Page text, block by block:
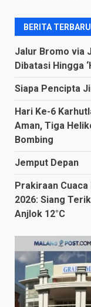
BERITA TERBARU
Jalur Bromo via
Dibatasi Hingga
Siapa Pencipta
Hari Ke-6
Aman, Tiga
Bombing
Jemput Depan
Prakiraan Cuaca
2026: Siang
Anjlok 12°C